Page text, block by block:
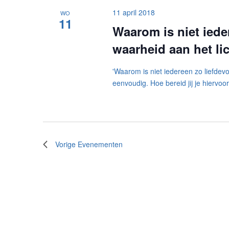
WO
11
11 april 2018
Waarom is niet
waarheid aan het
'Waarom is niet iedereen zo
eenvoudig. Hoe bereid jij je
Vorige Evenementen